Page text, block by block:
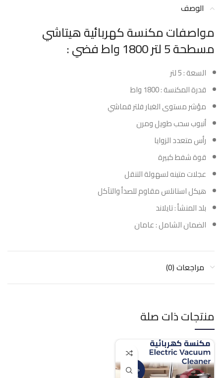
الوصف
مواصفات مكنسة كهربائية هيتاشي
مسطحة 5 لتر 1800 واط فضي :
السعة : 5 لتر
قدرة المكنسة : 1800 واط
مؤشر مستوى الغبار فلتر قماشي
أنبوب سحب طويل ومرن
رأس متعدد الزوايا
قوة شفط كبيرة
عجلات متينه لسهولة التنقل
هيكل استانلس مقاوم للصدأ والتآكل
بلد المنشأ : تايلاند
الضمان الشامل : عامان
مراجعات (0)
منتجات ذات صلة